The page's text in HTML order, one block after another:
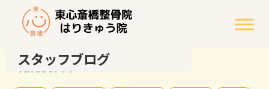
スタッフブログ
STAFF BLOG